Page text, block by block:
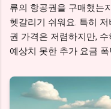
류의 항공권을 구매했는
헷갈리기 쉬워요. 특히
권 가격은 저렴하지만,
예상치 못한 추가 요금